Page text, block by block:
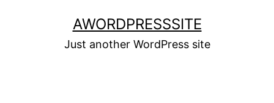
AWORDPRESSSITE
Just another WordPress site